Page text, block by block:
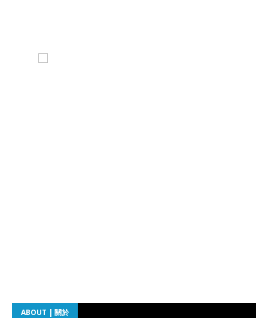
ABOUT | 關於